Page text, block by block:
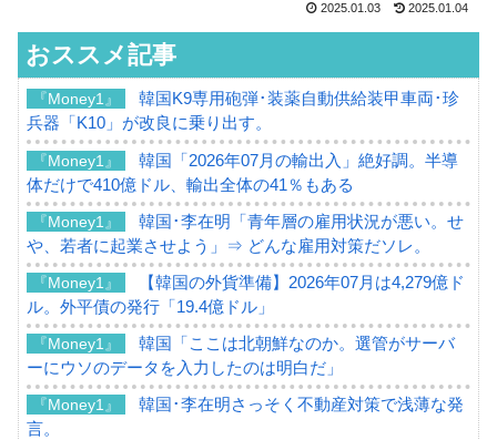
2025.01.03 2025.01.04
おススメ記事
『Money1』
韓国K9専用砲弾･装薬自動供給装甲車両･珍
兵器「K10」が改良に乗り出す。
『Money1』
韓国「2026年07月の輸出入」絶好調。半導
体だけで410億ドル、輸出全体の41％もある
『Money1』
韓国･李在明「青年層の雇用状況が悪い。せ
や、若者に起業させよう」⇒ どんな雇用対策だソレ。
『Money1』
【韓国の外貨準備】2026年07月は4,279億ド
ル。外平債の発行「19.4億ドル」
『Money1』
韓国「ここは北朝鮮なのか。選管がサーバ
ーにウソのデータを入力したのは明白だ」
『Money1』
韓国･李在明さっそく不動産対策で浅薄な発
言。